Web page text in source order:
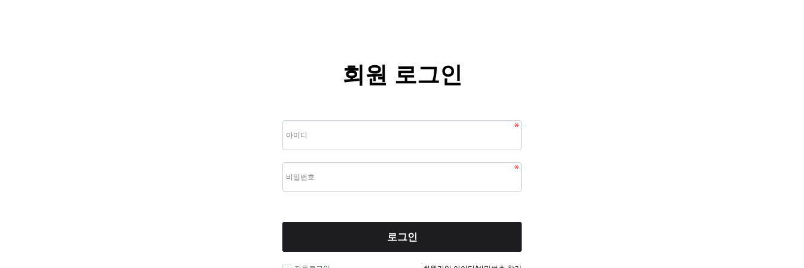
회원 로그인
로그인